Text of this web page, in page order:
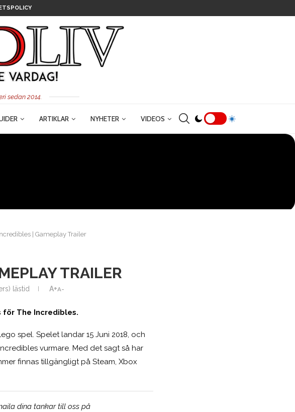
sedan 2014.
ARTIKLAR NYHETER VIDEOS
| Gameplay Trailer
TRAILER
lästid A+A-
The Incredibles.
spel. Spelet landar 15 Juni 2018, och
vurmare. Med det sagt så har
finnas tillgängligt på Steam, Xbox
dina tankar till oss på